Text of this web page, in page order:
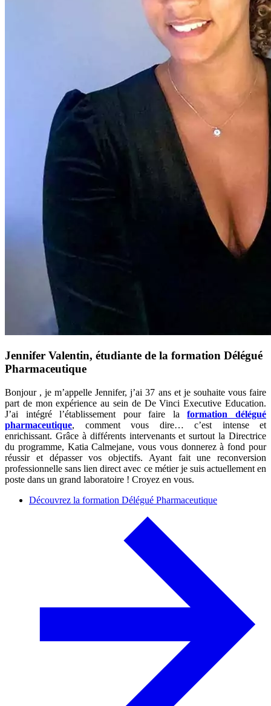
Jennifer Valentin, étudiante de la formation Délégué
Pharmaceutique
Bonjour , je m’appelle Jennifer, j’ai 37 ans et je souhaite vous faire
part de mon expérience au sein de De Vinci Executive Education.
J’ai intégré l’établissement pour faire laformation délégué
pharmaceutique, comment vous dire… c’est intense et
enrichissant. Grâce à différents intervenants et surtout la Directrice
du programme, Katia Calmejane, vous vous donnerez à fond pour
réussir et dépasser vos objectifs. Ayant fait une reconversion
professionnelle sans lien direct avec ce métier je suis actuellement en
poste dans un grand laboratoire ! Croyez en vous.
Découvrez la formation Délégué Pharmaceutique